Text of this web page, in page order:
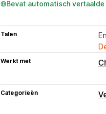
Bevat automatisch
Talen
Werkt met
Categorieën